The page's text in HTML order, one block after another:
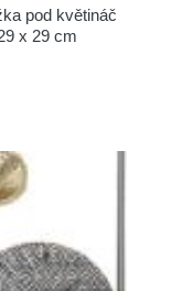
pod květináč
x 29 cm